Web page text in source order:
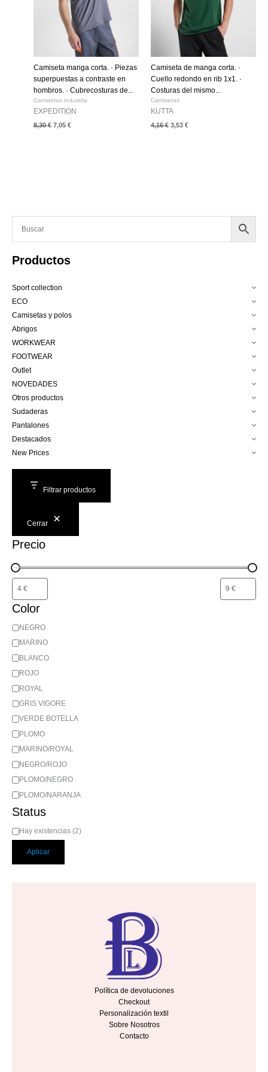
Productos
Sport collection
ECO
Camisetas y polos
Abrigos
WORKWEAR
FOOTWEAR
Outlet
NOVEDADES
Otros productos
Sudaderas
Pantalones
Destacados
New Prices
Filtrar productos
Cerrar
Precio
Color
NEGRO
MARINO
BLANCO
ROJO
ROYAL
GRIS VIGORE
VERDE BOTELLA
PLOMO
MARINO/ROYAL
NEGRO/ROJO
PLOMO/NEGRO
PLOMO/NARANJA
Status
Hay existencias (2)
Aplicar
Camiseta manga corta. · Piezas
superpuestas a contraste en
hombros. · Cubrecosturas de...
Camisetas industria
EXPEDITION
8,30€ 7,05 €
Camiseta de manga corta. ·
Cuello redondo en rib 1x1. ·
Costuras del mismo...
Camisetas
KUTTA
4,16€ 3,53 €
Política de devoluciones
Checkout
Personalización textil
Sobre Nosotros
Contacto